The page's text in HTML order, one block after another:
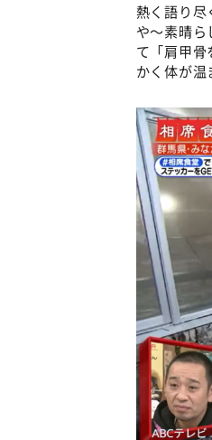
熱く語り尽
や～素晴
て「肩甲
かく体が温